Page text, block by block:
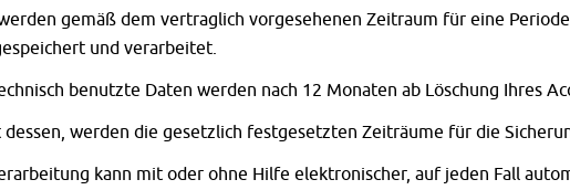
gemäß dem vertraglich vorgesehenen Zeitraum für eine
und verarbeitet.
benutzte Daten werden nach 12 Monaten ab Löschung Ihres
dessen, werden die gesetzlich festgesetzten Zeiträume für die
kann mit oder ohne Hilfe elektronischer, auf jeden Fall